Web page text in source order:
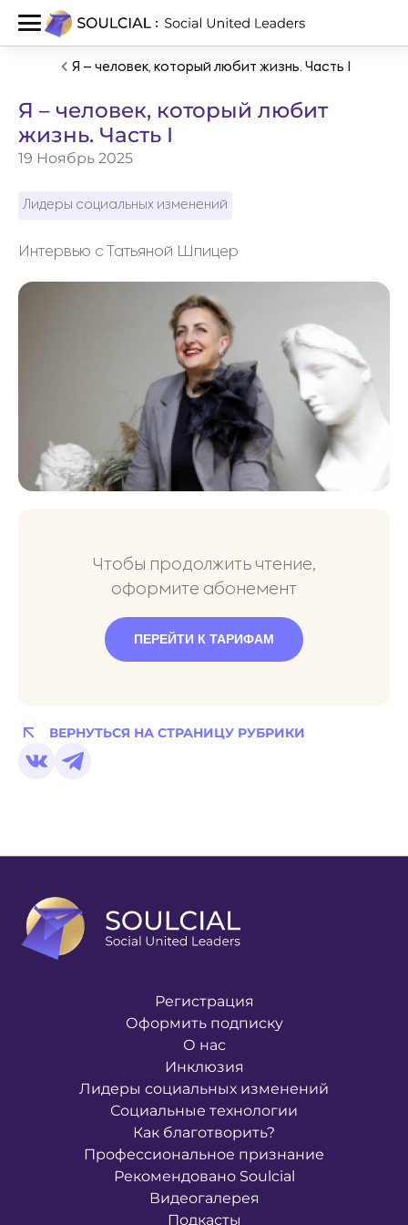
Я – человек, который любит жизнь. Часть I
Я – человек, который любит
жизнь. Часть I
19 Ноябрь 2025
Лидеры социальных изменений
Интервью с Татьяной Шпицер
Чтобы продолжить чтение,
оформите абонемент
ПЕРЕЙТИ К ТАРИФАМ
ВЕРНУТЬСЯ НА СТРАНИЦУ РУБРИКИ
Регистрация
Оформить подписку
О нас
Инклюзия
Лидеры социальных изменений
Социальные технологии
Как благотворить?
Профессиональное признание
Рекомендовано Soulcial
Видеогалерея
Подкасты